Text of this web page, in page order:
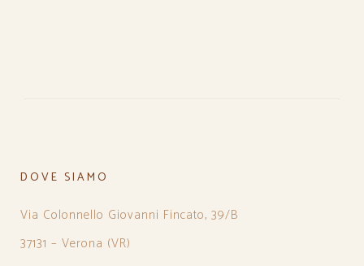
DOVE SIAMO
Via Colonnello Giovanni Fincato, 39/B
37131 – Verona (VR)